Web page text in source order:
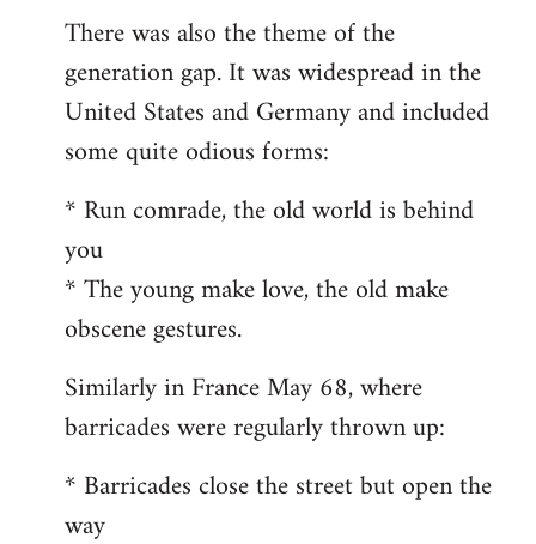
There was also the theme of the
generation gap. It was widespread in the
United States and Germany and included
some quite odious forms:
* Run comrade, the old world is behind
you
* The young make love, the old make
obscene gestures.
Similarly in France May 68, where
barricades were regularly thrown up:
* Barricades close the street but open the
way